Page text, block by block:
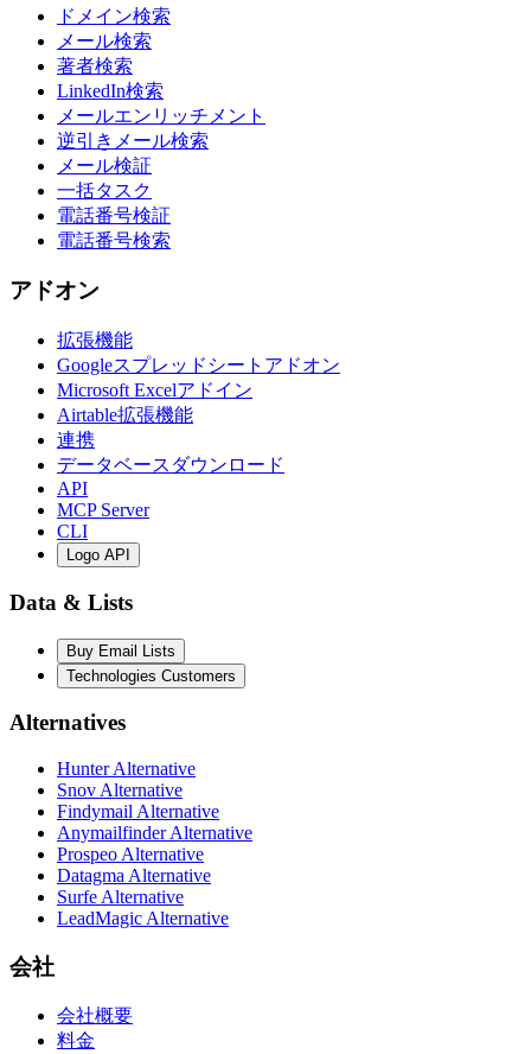
ドメイン検索
メール検索
著者検索
LinkedIn検索
メールエンリッチメント
逆引きメール検索
メール検証
一括タスク
電話番号検証
電話番号検索
アドオン
拡張機能
Googleスプレッドシートアドオン
Microsoft Excelアドイン
Airtable拡張機能
連携
データベースダウンロード
API
MCP Server
CLI
Logo API
Data & Lists
Buy Email Lists
Technologies Customers
Alternatives
Hunter Alternative
Snov Alternative
Findymail Alternative
Anymailfinder Alternative
Prospeo Alternative
Datagma Alternative
Surfe Alternative
LeadMagic Alternative
会社
会社概要
料金